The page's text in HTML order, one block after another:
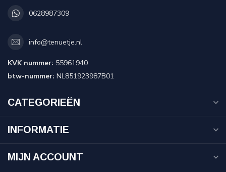
0628987309
info@tenuetje.nl
KVK nummer: 55961940
btw-nummer: NL851923987B01
CATEGORIEËN
INFORMATIE
MIJN ACCOUNT